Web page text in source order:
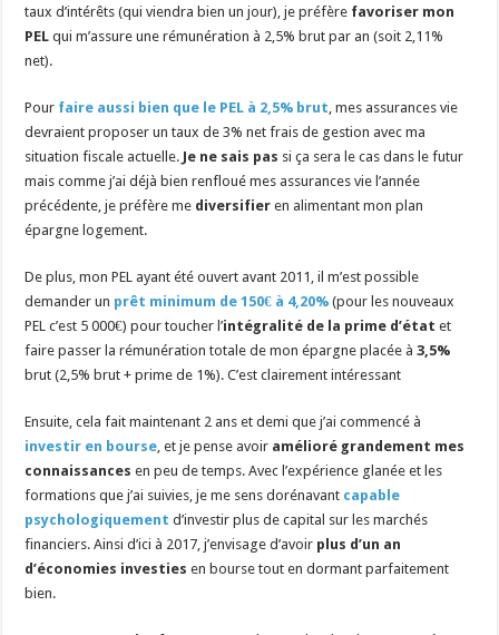
taux d’intérêts (qui viendra bien un jour), je préfère favoriser mon
PEL qui m’assure une rémunération à 2,5% brut par an (soit 2,11%
net).
Pour faire aussi bien que le PEL à 2,5% brut , mes assurances vie
devraient proposer un taux de 3% net frais de gestion avec ma
situation fiscale actuelle. Je ne sais pas si ça sera le cas dans le futur
mais comme j’ai déjà bien renfloué mes assurances vie l’année
précédente, je préfère me diversifier en alimentant mon plan
épargne logement.
De plus, mon PEL ayant été ouvert avant 2011, il m’est possible
demander un prêt minimum de 150€ à 4,20% (pour les nouveaux
PEL c’est 5 000€) pour toucher l’intégralité de la prime d’état et
faire passer la rémunération totale de mon épargne placée à3,5%
brut (2,5% brut + prime de 1%). C’est clairement intéressant
Ensuite, cela fait maintenant 2 ans et demi que j’ai commencé à
investir en bourse , et je pense avoir amélioré grandement mes
connaissances en peu de temps. Avec l’expérience glanée et les
formations que j’ai suivies, je me sens dorénavant capable
psychologiquement d’investir plus de capital sur les marchés
financiers. Ainsi d’ici à 2017, j’envisage d’avoir plus d’un an
d’économies investies en bourse tout en dormant parfaitement
bien.